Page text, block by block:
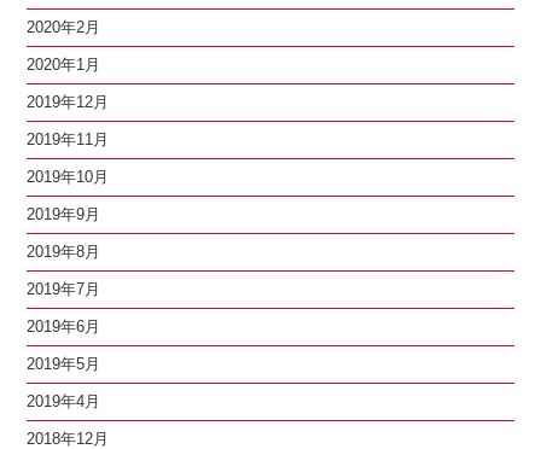
2020年2月
2020年1月
2019年12月
2019年11月
2019年10月
2019年9月
2019年8月
2019年7月
2019年6月
2019年5月
2019年4月
2018年12月